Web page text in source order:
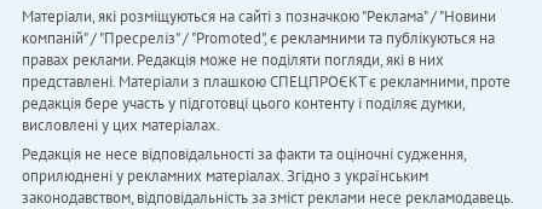
Матеріали, які розміщуються на сайті з позначкою "Реклама" / "Новини
компаній" / "Пресреліз" / "Promoted", є рекламними та публікуються на
правах реклами. Редакція може не поділяти погляди, які в них
представлені. Матеріали з плашкою СПЕЦПРОЄКТ є рекламними, проте
редакція бере участь у підготовці цього контенту і поділяє думки,
висловлені у цих матеріалах.
Редакція не несе відповідальності за факти та оціночні судження,
оприлюднені у рекламних матеріалах. Згідно з українським
законодавством, відповідальність за зміст реклами несе рекламодавець.